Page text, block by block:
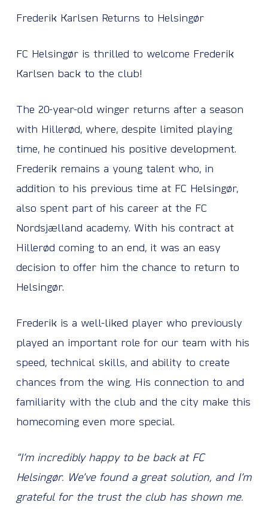
Frederik Karlsen Returns to Helsingør
FC Helsingør is thrilled to welcome Frederik
Karlsen back to the club!
The 20-year-old winger returns after a season
with Hillerød, where, despite limited playing
time, he continued his positive development.
Frederik remains a young talent who, in
addition to his previous time at FC Helsingør,
also spent part of his career at the FC
Nordsjælland academy. With his contract at
Hillerød coming to an end, it was an easy
decision to offer him the chance to return to
Helsingør.
Frederik is a well-liked player who previously
played an important role for our team with his
speed, technical skills, and ability to create
chances from the wing. His connection to and
familiarity with the club and the city make this
homecoming even more special.
“I’m incredibly happy to be back at FC
Helsingør. We’ve found a great solution, and I’m
grateful for the trust the club has shown me.